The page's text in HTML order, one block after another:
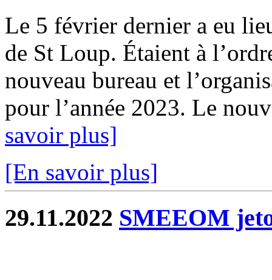
Le 5 février dernier a eu
de St Loup. Étaient à
nouveau bureau et
pour l’année 2023. Le
savoir plus]
[En savoir plus]
29.11.2022 SMEEOM